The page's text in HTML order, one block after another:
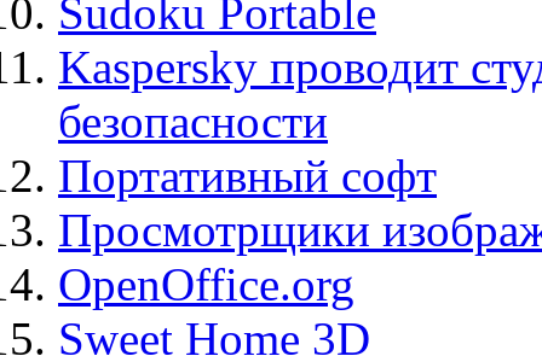
Sudoku Portable
Kaspersky проводит
безопасности
Портативный софт
Просмотрщики
OpenOffice.org
Sweet Home 3D